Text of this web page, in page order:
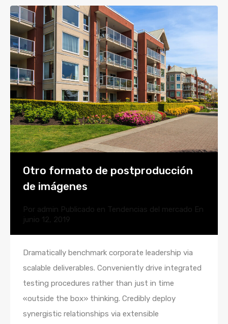
Otro formato de postproducción
de imágenes
Por admin Publicado en Tendencias del mercado En
junio 12, 2019
Dramatically benchmark corporate leadership via
scalable deliverables. Conveniently drive integrated
testing procedures rather than just in time
«outside the box» thinking. Credibly deploy
synergistic relationships via extensible